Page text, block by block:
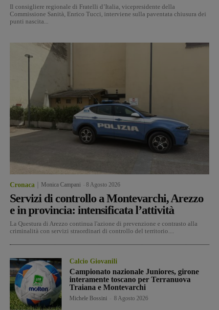
Il consigliere regionale di Fratelli d’Italia, vicepresidente della
Commissione Sanità, Enrico Tucci, interviene sulla paventata chiusura dei
punti nascita...
Cronaca Monica Campani 8 Agosto 2026
Servizi di controllo a Montevarchi, Arezzo
e in provincia: intensificata l’attività
La Questura di Arezzo continua l'azione di prevenzione e contrasto alla
criminalità con servizi straordinari di controllo del territorio....
Calcio Giovanili
Campionato nazionale Juniores, girone
interamente toscano per Terranuova
Traiana e Montevarchi
Michele Bossini 8 Agosto 2026